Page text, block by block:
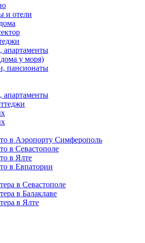
и отели
апартаменты
у моря)
пансионаты
апартаменты
в Аэропорту Симферополь
в Севастополе
в Ялте
в Евпатории
в Севастополе
в Балаклаве
в Ялте